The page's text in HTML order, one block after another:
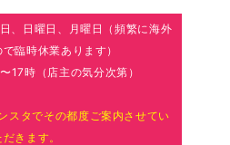
、日曜日、月曜日（頻繁に海外
臨時休業あります）
時（店主の気分次第）
スタでその都度ご案内させてい
だきます。